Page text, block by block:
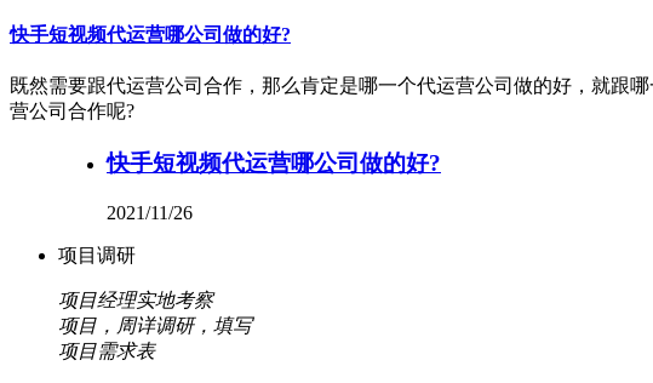
快手短视频代运营哪公司做的好?
既然需要跟代运营公司合作，那么肯定是哪一个代运营公司做的好，就跟
营公司合作呢?
快手短视频代运营哪公司做的好?
2021/11/26
项目调研
项目经理实地考察
项目，周详调研，填写
项目需求表